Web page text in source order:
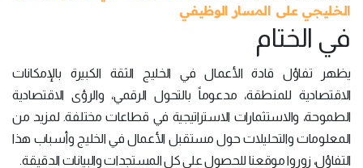
الخليجي على المسار الوظيفي
في الختام
يظهر تفاؤل قادة الأعمال في الخليج الثقة الكبيرة بالإمكانات
الاقتصادية للمنطقة، مدعوماً بالتحول الرقمي، والرؤى الاقتصادية
الطموحة، والاستثمارات الاستراتيجية في قطاعات مختلفة. لمزيد من
المعلومات والتحليلات حول مستقبل الأعمال في الخليج وأسباب هذا
التفاؤل، زوروا موقعنا للحصول على كل المستجدات والبيانات الدقيقة.